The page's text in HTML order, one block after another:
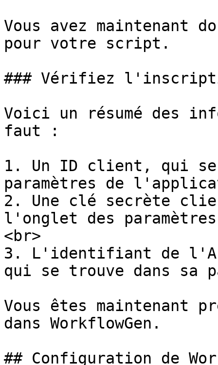
Vous avez maintenant
pour votre script.
### Vérifiez
Voici un résumé des
faut :
1. Un ID client, qui
paramètres de
2. Une clé secrète
l'onglet des
<br>
3. L'identifiant de l'API
qui se trouve dans sa
Vous êtes
dans WorkflowGen.
## Configuration de